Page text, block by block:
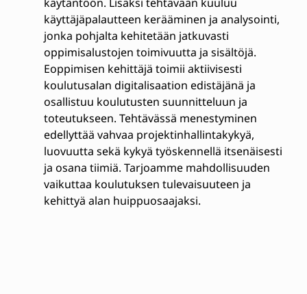
käyttäjäpalautteen kerääminen ja analysointi,
jonka pohjalta kehitetään jatkuvasti
oppimisalustojen toimivuutta ja sisältöjä.
Eoppimisen kehittäjä toimii aktiivisesti
koulutusalan digitalisaation edistäjänä ja
osallistuu koulutusten suunnitteluun ja
toteutukseen. Tehtävässä menestyminen
edellyttää vahvaa projektinhallintakykyä,
luovuutta sekä kykyä työskennellä itsenäisesti
ja osana tiimiä. Tarjoamme mahdollisuuden
vaikuttaa koulutuksen tulevaisuuteen ja
kehittyä alan huippuosaajaksi.